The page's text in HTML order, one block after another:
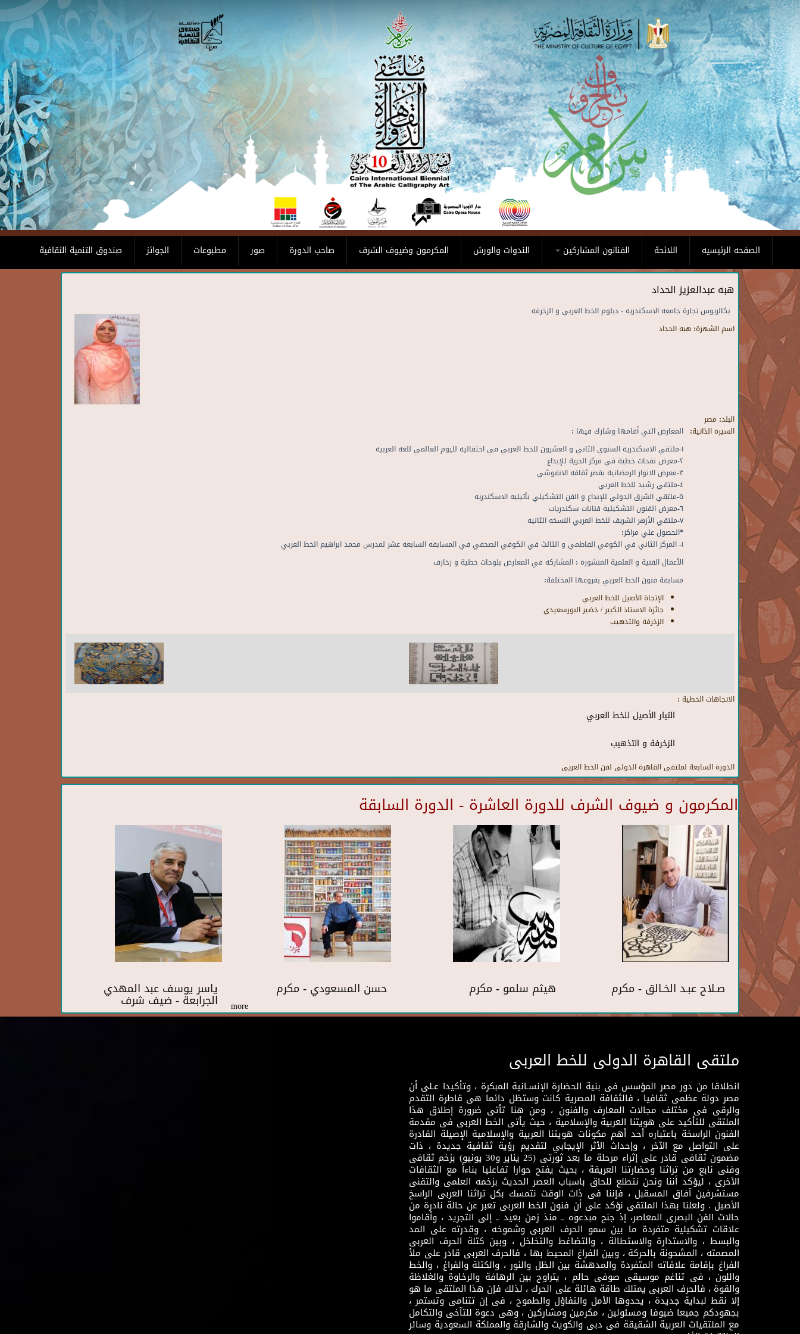
Skip to main content
صندوق التنمية الثقافية الجوائز مطبوعات صور صاحب الدورة المكرمون وضيوف الشرف الندوات والورش الفنانون المشاركين اللائحة الصفحه الرئيسيه
هبه عبدالعزيز الحداد
بكالريوس تجارة جامعه الاسكندريه - دبلوم الخط العربي و الزخرفه
اسم الشهرة: هبه الحداد
البلد: مصر
السيرة الذاتية: المعارض التي أقامها وشارك فيها :
١-ملتقي الاسكندريه السنوي الثاني و العشرون للخط العربي في احتفاليه لليوم العالمي للغه العربيه
٢-معرض نفحات خطية في مركز الحرية للإبداع
٣-معرض الانوار الرمضانية بقصر ثقافه الانفوشي
٤-ملتقي رشيد للخط العربي
٥-ملتقي الشرق الدولي للإبداع و الفن التشكيلي بأتيليه الاسكندريه
٦-معرض الفنون التشكيلية فنانات سكندريات
٧-ملتقي الأزهر الشريف للخط العربي النسخه الثانيه
*الحصول علي مراكز:
١- المركز الثاني في الكوفي الفاطمي و الثالث في الكوفي الصحفي في المسابقه السابعه عشر لمدرس محمد ابراهيم الخط العربي
الأعمال الفنية و العلمية المنشورة : المشاركه في المعارض بلوحات خطية و زخارف
مسابقة فنون الخط العربي بفروعها المختلفة:
الإتجاة الأصيل للخط العربي
جائزة الاستاذ الكبير / خضير البورسعيدي
الزخرفة والتذهيب
الاتجاهات الخطية :
التيار الأصيل للخط العربي
الزخرفة و التذهيب
الدورة السابعة لملتقى القاهرة الدولى لفن الخط العريى
المكرمون و ضيوف الشرف للدورة العاشرة - الدورة السابقة
ياسر يوسف عبد المهدي
الجرابعة - ضيف شرف
حسن المسعودي - مكرم هيثم سلمو - مكرم صـلاح عبـد الخـالق - مكرم
more
ملتقى القاهرة الدولى للخط العربى
انطلاقا من دور مصر المؤسس فى بنية الحضارة الإنسـانية المبكرة ، وتأكيدا عـلى أن
مصر دولة عظمى ثقافيا ، فالثقافة المصرية كانت وستظل دائما هى قاطرة التقدم
والرقى فى مختلف مجالات المعارف والفنون ، ومن هنا تأتى ضرورة إطلاق هذا
الملتقى للتأكيد على هويتنا العربية والإسلامية ، حيث يأتى الخط العربى فى مقدمة
الفنون الراسخة باعتباره أحد أهم مكونات هويتنا العربية والإسلامية الإصيلة القادرة
على التواصل مع الآخر ، وإحداث الأثر الإيجابي لتقديم رؤية ثقافية جديدة ، ذات
مضمون ثقافى قادر على إثراء مرحلة ما بعد ثورتى (25 يناير و30 يونيو) بزخم ثقافى
وفنى نابع من تراثنا وحضارتنا العريقة ، بحيث يفتح حوارا تفاعليا بناءاً مع الثقافات
الأخرى ، ليؤكد أننا ونحن نتطلع للحاق باسباب العصر الحديث بزخمه العلمى والتقنى
مستشرفين آفاق المسقبل ، فإننا فى ذات الوقت نتمسك بكل تراثنا العربى الراسخ
الأصيل . ولعلنا بهذا الملتقى نؤكد على أن فنون الخط العربى تعبر عن حالة نادرة من
حالات الفن البصرى المعاصر، إذ جنح مبدعوه ــ منذ زمن بعيد ــ إلى التجريد ، وأقاموا
علاقات تشكيلية متفردة ما بين سمو الحرف العربى وشموخه ، وقدرته على المد
والبسط ، والاستدارة والاستطالة ، والتضاغط والتخلخل ، وبين كتلة الحرف العربى
المصمته ، المشحونة بالحركة ، وبين الفراغ المحيط بها ، فالحرف العربى قادر على ملأ
الفراغ بإقامة علاقاته المتفردة والمدهشة بين الظل والنور ، والكتلة والفراغ ، والخط
واللون ، فى تناغم موسيقى صوفى حالم ، يتراوح بين الرهافة والرخاوة والغلاظة
والقوة ، فالحرف العربى يمتلك طاقة هائلة على الحرك ، لذلك فإن هذا الملتقى ما هو
إلا نقط لبداية جديدة ، يحدوها الأمل والتفاؤل والطموح ، فى إن تتنامى وتستمر ،
بجهودكم جميعا ضيوفا ومسئولين ، مكرمين ومشاركين ، وهى دعوة للتآخى والتكامل
مع الملتقيات العربية الشقيقة فى دبى والكويت والشارقة والمملكة السعودية وسائر